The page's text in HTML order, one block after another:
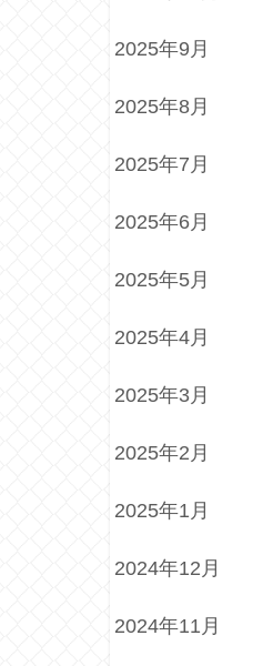
2025年9月
2025年8月
2025年7月
2025年6月
2025年5月
2025年4月
2025年3月
2025年2月
2025年1月
2024年12月
2024年11月